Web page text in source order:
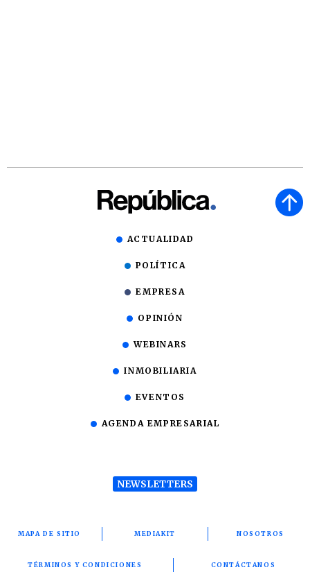
ACTUALIDAD
POLÍTICA
EMPRESA
OPINIÓN
WEBINARS
INMOBILIARIA
EVENTOS
AGENDA EMPRESARIAL
NEWSLETTERS
MAPA DE SITIO MEDIAKIT NOSOTROS
TÉRMINOS Y CONDICIONES CONTÁCTANOS